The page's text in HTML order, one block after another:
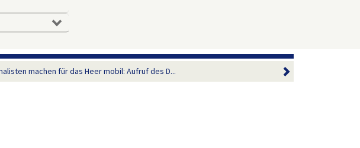
machen für das Heer mobil: Aufruf des D...